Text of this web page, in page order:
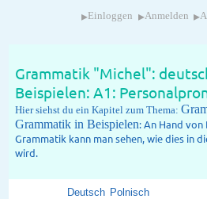
▸ Einloggen ▸Anmelden ▸
Grammatik "Michel":
Beispielen: A1:
Hier siehst du ein Kapitel zum Thema:
Grammatik in Beispielen: An Hand
Grammatik kann man sehen, wie dies in
wird.
Deutsch Polnisch